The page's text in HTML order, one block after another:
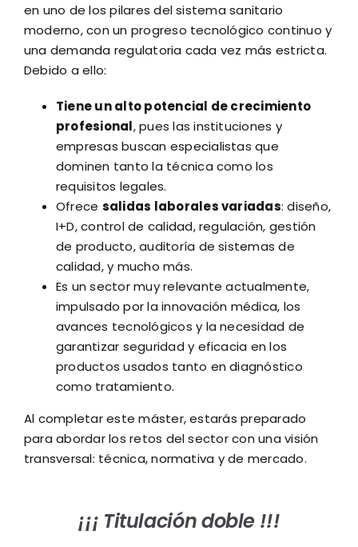
en uno de los pilares del sistema sanitario
moderno, con un progreso tecnológico continuo y
una demanda regulatoria cada vez más estricta.
Debido a ello:
Tiene un alto potencial de crecimiento
profesional, pues las instituciones y
empresas buscan especialistas que
dominen tanto la técnica como los
requisitos legales.
Ofrece salidas laborales variadas: diseño,
I+D, control de calidad, regulación, gestión
de producto, auditoría de sistemas de
calidad, y mucho más.
Es un sector muy relevante actualmente,
impulsado por la innovación médica, los
avances tecnológicos y la necesidad de
garantizar seguridad y eficacia en los
productos usados tanto en diagnóstico
como tratamiento.
Al completar este máster, estarás preparado
para abordar los retos del sector con una visión
transversal: técnica, normativa y de mercado.
¡¡¡ Titulación doble !!!